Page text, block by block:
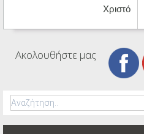
Χριστό
Ακολουθήστε μας